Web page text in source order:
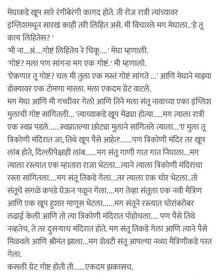
मेघाकडे खूप सारे रंगीबेरंगी कागद होते. ती रोज रात्री त्यांच्यावर
इंग्लिशमधून सारखं काही तरी लिहित असे. मी विचारले मग मेघाला..'हे तू
काय लिहितेस? '
'मी ना...अं....गोष्टं लिहितेय रे चिकू....' मेघा म्हणाली.
'गोष्टं? मला पण सांगना मग एक गोष्टं.' मी म्हणालो.
'ऐकणार तू गोष्टं? चल मी तुला एक मस्तं गोष्टं सांगते ...' आणि मेघाने माझ्या
डोक्यावर एक टोमणा मारला. मला एकदम ग्रेट वाटले.
मग मेघा आणि मी गच्चीवर गेलो आणि तिने मला संतू नावाच्या एका इंग्लिश
मुलाची गोष्ट सांगितली... 'त्याच्याकडे खूप मेंढ्या होत्या.....मग त्याला रात्री
एक स्वप्न पडले......स्वप्नातल्या छोट्या मुलाने सांगितले त्याला...'ए मुला तू
त्रिकोणी मंदिरात जा, तिथे खूप पैसे आहेत'......पण त्रिकोणी मंदिर तर खूप
लांब होते, दिल्लीपेक्षाही लांब......मग संतू गाणी गात गात निघाला...मग
त्याला रस्त्यात एक म्हातारा राजा भेटला...त्याने त्याला त्रिकोणी मंदिराचा
रस्ता सांगितला....मग संतू तिकडे गेला...तर त्याला एक चोर भेटला..तो
संतूचे सगळे कपडे घेऊन पळून गेला....मग तेव्हा संतूला एक नवी मैत्रिण
आणि एक खूप हुशार माणूस भेटला......मग संतूने रस्त्यात चोरांबरोबर
लढाई केली आणि तो त्या त्रिकोणी मंदिरात पोहोचला.... पण पैसे तिथे
नव्हतेच, ते तर दुसर्‍याच मंदिरात होते. मग संतू तिकडे गेला आणि त्याने पैसे
मिळवले आणि श्रीमंत झाला...मग शेवटी संतू आपल्या नव्या मैत्रिणीकडे परत
गेला.
कसली ग्रेट गोष्ट होती ती......एकदम झकासच.